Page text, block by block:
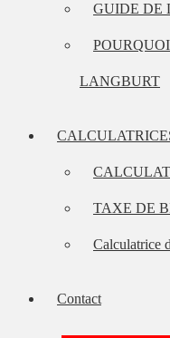
GUIDE DE
LANGBURT
TAXE DE
Calculatrice
Contact